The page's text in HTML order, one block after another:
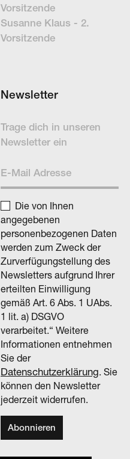
Newsletter
Trage dich in un­se­ren
News­letter ein
Die von Ihnen
angegebenen
personenbezogenen Daten
werden zum Zweck der
Zurverfügungstellung des
Newsletters aufgrund Ihrer
erteilten Einwilligung
gemäß Art. 6 Abs. 1 UAbs.
1 lit. a) DSGVO
verarbeitet.“ Weitere
Informationen entnehmen
Sie der
Datenschutzerklärung . Sie
können den Newsletter
jederzeit widerrufen.
Vorsitzende
Susanne Klaus - 2.
Vorsitzende